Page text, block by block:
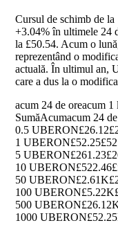
Cursul de schimb de
+3.04%în ultimele 24
la £50.54. Acum o
reprezentând o
actuală. În ultimul an,
care a dus la o
acum 24 de oreacum 1
SumăAcumacum 24
0.5 UBERON£26.12
1 UBERON£52.25
5 UBERON£261.23
10 UBERON£522.46
50 UBERON£2.61K
100 UBERON£5.22K
500 UBERON
1000 UBERON